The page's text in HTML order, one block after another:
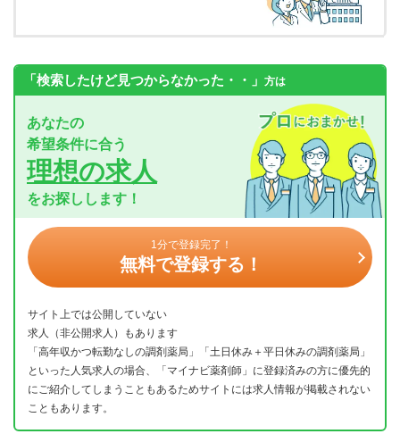
「検索したけど見つからなかった・・」 方は
あなたの
希望条件に合う
理想の求人
をお探しします！
1分で登録完了！
無料で登録する！
サイト上では公開していない
求人（非公開求人）もあります
「高年収かつ転勤なしの調剤薬局」「土日休み＋平日休みの調剤薬局」
といった人気求人の場合、「マイナビ薬剤師」に登録済みの方に優先的
にご紹介してしまうこともあるためサイトには求人情報が掲載されない
こともあります。